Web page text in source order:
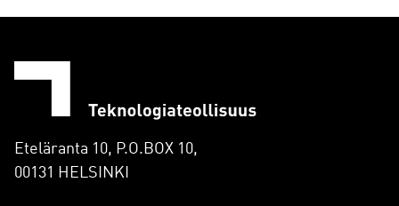
Eteläranta 10, P.O.BOX 10,
00131 HELSINKI